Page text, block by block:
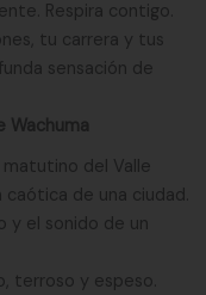
Respira contigo.
tu carrera y tus
sensación de
Wachuma
del Valle
de una ciudad.
y el sonido de un
terroso y espeso.